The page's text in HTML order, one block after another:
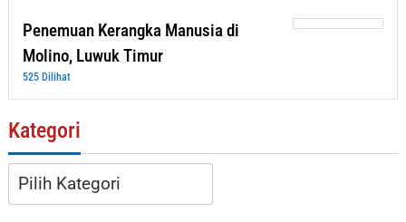
Penemuan Kerangka Manusia di
Molino, Luwuk Timur
525 Dilihat
Kategori
Kategori